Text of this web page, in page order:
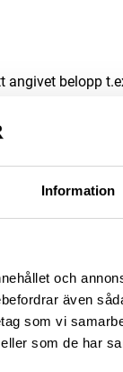
Information
och
även
som vi
som de har
an­givet belopp
1e731f931d1b